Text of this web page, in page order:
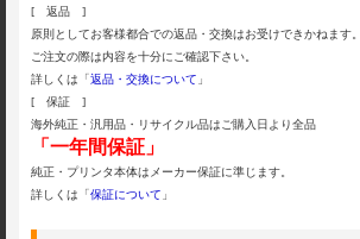
[ 返品 ]
原則としてお客様都合での返品・交換はお受けできかねます。
ご注文の際は内容を十分にご確認下さい。
詳しくは「返品・交換について 」
[ 保証 ]
海外純正・汎用品・リサイクル品はご購入日より全品
「一年間保証」
純正・プリンタ本体はメーカー保証に準じます。
詳しくは「保証について 」